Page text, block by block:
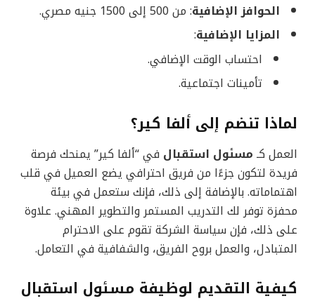
الحوافز الإضافية: من 500 إلى 1500 جنيه مصري.
المزايا الإضافية:
احتساب الوقت الإضافي.
تأمينات اجتماعية.
لماذا تنضم إلى ألفا كير؟
العمل كـ مسئول استقبال في “ألفا كير” يمنحك فرصة
فريدة لتكون جزءًا من فريق احترافي يضع العميل في قلب
اهتماماته. بالإضافة إلى ذلك، فإنك ستعمل في بيئة
محفزة توفر لك التدريب المستمر والتطوير المهني. علاوة
على ذلك، فإن سياسة الشركة تقوم على الاحترام
المتبادل، والعمل بروح الفريق، والشفافية في التعامل.
كيفية التقديم لوظيفة مسئول استقبال